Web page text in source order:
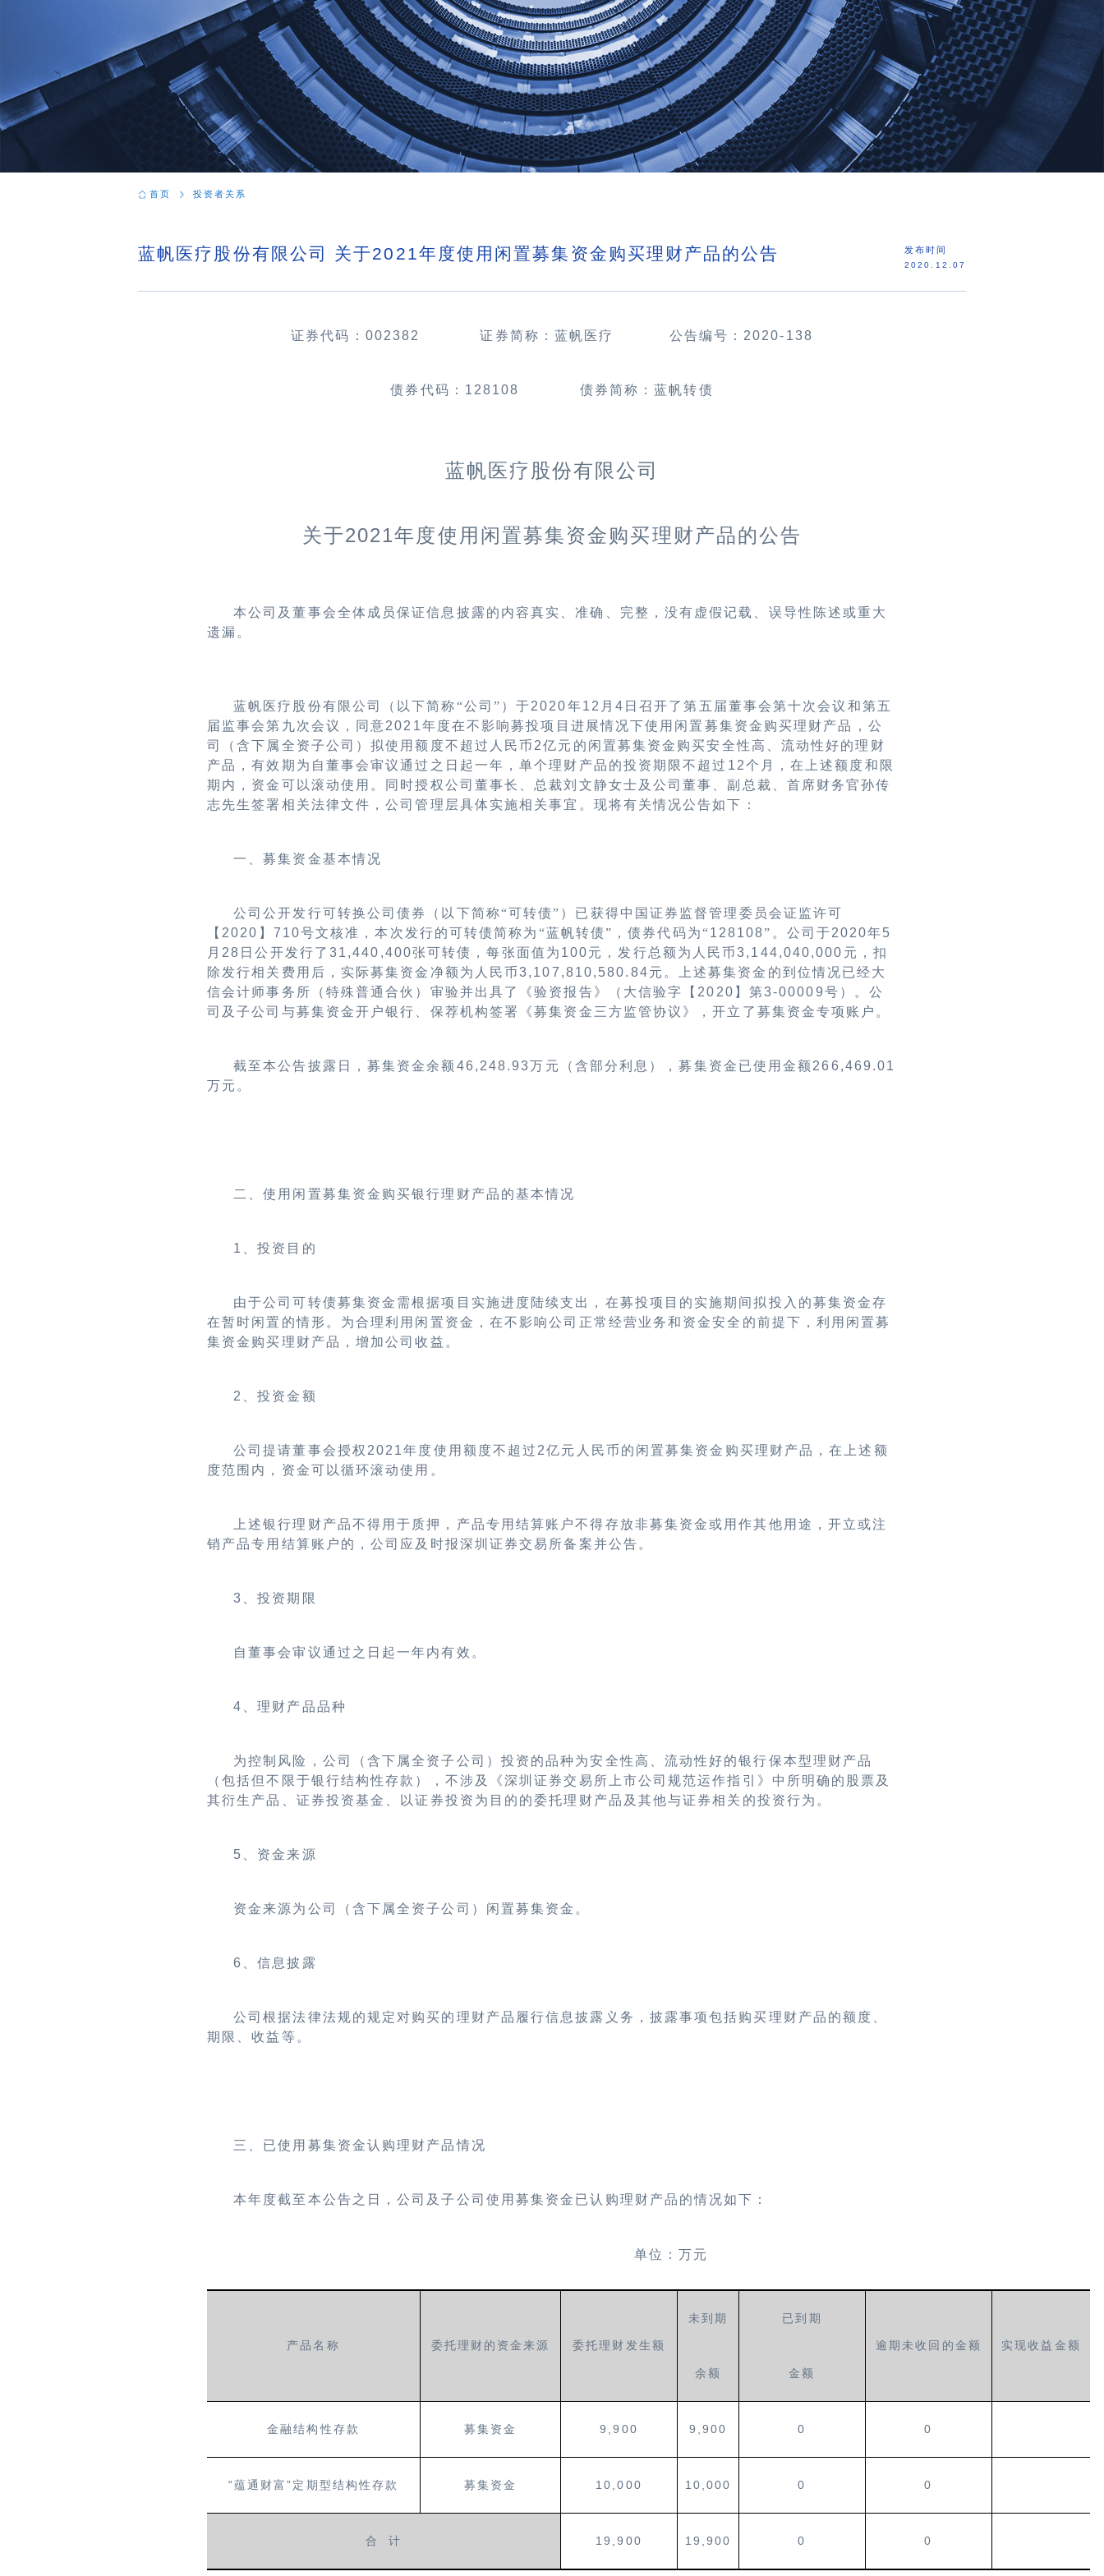
首页 投资者关系
蓝帆医疗股份有限公司 关于2021年度使用闲置募集资金购买理财产品的公告 发布时间
2020.12.07
证券代码： 002382证券简称：蓝帆医疗 公告编号： 2020-138
债券代码： 128108 债券简称：蓝帆转债
蓝帆医疗股份有限公司
关于2021年度使用闲置募集资金购买理财产品的公告
本公司及董事会全体成员保证信息披露的内容真实、准确、完整，没有虚假记载、误导性陈述或重大
遗漏。
蓝帆医疗股份有限公司（ 以下简称“公司”）于2020年12 月 4 日召开了第五届董事会第十次会议和第五
届监事会第九次会议，同意2021年度在不影响募投项目进展情况下使用闲置募集资金购买理财产品，公
司（含下属全资子公司）拟使用额度不超过人民币 2亿元的闲置募集资金 购买安全性高、流动性好的理财
产品，有效期为自董事会审议通过之日起一年，单个理财产品的投资期限不超过 12个月，在上述额度和限
期内，资金可以滚动使用。同时授权公司董事长、总裁刘文静女士及公司董事、副总裁、首席财务官孙传
志先生签署相关法律文件，公司管理层具体实施相关事宜。现将有关情况公告如下：
一、募集资金基本情况
公司公开发行可转换公司债券（以下简称“可转债”）已获得中国证券监督管理委员会证监许可
【 2020 】 710号文核准，本次发行的可转债简称为“蓝帆转债”，债券代码为“128108”。公司于2020年5
月 28 日公开发行了 31,440,400张可转债，每张面值为 100元，发行总额为人民币3,144,040,000 元 ，扣
除发行相关费用后，实际募集资金净额为人民币3,107,810,580.84元。上述募集资金的到位情况已经大
信会计师事务所（特殊普通合伙）审验并出具了《验资报告》（大信验字【 2020 】第3-00009号）。公
司及子公司与募集资金开户银行、保荐机构签署《募集资金三方监管协议》，开立了募集资金专项账户。
截至本公告披露日，募集资金余额 46,248.93万元（含部分利息），募集资金已使用金额 266,469.01
万元。
二、使用闲置募集资金购买银行理财产品的基本情况
1 、投资目的
由于公司可转债募集资金需根据项目实施进度陆续支出，在募投项目的实施期间拟投入的募集资金存
在暂时闲置的情形。为合理利用闲置资金，在不影响公司正常经营业务和资金安全的前提下，利用闲置募
集资金购买理财产品，增加公司收益。
2 、投资金额
公司提请董事会授权 2021年度使用额度不超过 2亿元人民币的闲置募集资金购买理财产品，在上述额
度范围内，资金可以循环滚动使用。
上述银行理财产品不得用于质押，产品专用结算账户不得存放非募集资金或用作其他用途，开立或注
销产品专用结算账户的，公司应及时报深圳证券交易所备案并公告。
3 、投资期限
自董事会审议通过之日起一年内有效。
4 、理财产品品种
为控制风险，公司（含下属全资子公司）投资的品种为安全性高、流动性好的银行保本型理财产品
（包括但不限于银行结构性存款），不涉及《深圳证券交易所上市公司规范运作指引》中所明确的股票及
其衍生产品、证券投资基金、以证券投资为目的的委托理财产品及其他与证券相关的投资行为。
5 、资金来源
资金来源为公司（含下属全资子公司）闲置募集资金。
6 、信息披露
公司根据法律法规的规定对购买的理财产品履行信息披露义务，披露事项包括购买理财产品的额度、
期限、收益等。
三、 已使用募集资金认购理财产品情况
本年度截至本公告之日，公司及子公司使用募集资金已认购理财产品的情况如下：
单位：万元
产品名称 委托理财的资金来源 委托理财发生额
未到期
余额
已到期
金额
逾期未收回的金额 实现收益金额
金融结构性存款 募集资金 9,900 9,900 0 0
“ 蕴通财富” 定期型结构性存款 募集资金 10,000 10,000 0 0
合 计 19,900 19,900 0 0